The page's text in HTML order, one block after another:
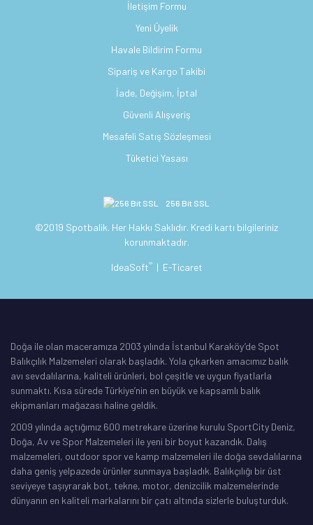
İletişim Formu
Yeni Üyelik
Havale Bildirim Formu
Sipariş ve Kargo Takibi
İade, Değişim, İptal
Güvenli Alışveriş
Mesafeli Satış Sözleşmesi
Tüketici Yasası
256 Bit SSL
©2019 Spotbalik. Her Hakkı Saklıdır. Kredi kartı bilgileriniz
korunmaktadır.
IdeaSoft® | E-Ticaret
Doğa ile olan maceramıza 2003 yılında İstanbul Karaköy’de Spot
Balıkçılık Malzemeleri olarak başladık. Yola çıkarken amacımız balık
avı sevdalılarına, kaliteli ürünleri, bol çeşitle ve uygun fiyatlarla
sunmaktı. Kısa sürede Türkiye’nin en büyük ve kapsamlı balık
ekipmanları mağazası haline geldik.
2009 yılında açtığımız 600 metrekare üzerine kurulu SportCity Deniz,
Doğa, Av ve Spor Malzemeleri ile yeni bir boyut kazandık. Dalış
malzemeleri, outdoor spor ve kamp malzemeleri ile doğa sevdalılarına
daha geniş yelpazede ürünler sunmaya başladık. Balıkçılığı bir üst
seviyeye taşıyrarak bot, tekne, motor, denizcilik malzemelerinde
dünyanın en kaliteli markalarını bir çatı altında sizlerle buluşturduk.